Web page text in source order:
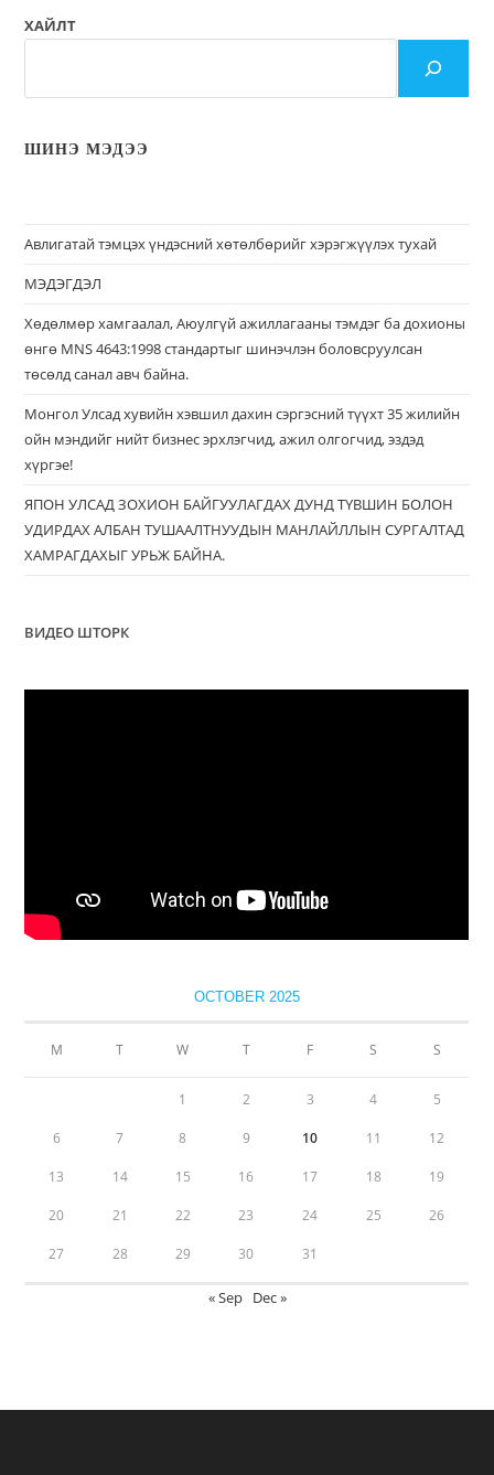
ХАЙЛТ
ШИНЭ МЭДЭЭ
Авлигатай тэмцэх үндэсний хөтөлбөрийг хэрэгжүүлэх тухай
МЭДЭГДЭЛ
Хөдөлмөр хамгаалал, Аюулгүй ажиллагааны тэмдэг ба дохионы
өнгө MNS 4643:1998 стандартыг шинэчлэн боловсруулсан
төсөлд санал авч байна.
Монгол Улсад хувийн хэвшил дахин сэргэсний түүхт 35 жилийн
ойн мэндийг нийт бизнес эрхлэгчид, ажил олгогчид, эздэд
хүргэе!
ЯПОН УЛСАД ЗОХИОН БАЙГУУЛАГДАХ ДУНД ТҮВШИН БОЛОН
УДИРДАХ АЛБАН ТУШААЛТНУУДЫН МАНЛАЙЛЛЫН СУРГАЛТАД
ХАМРАГДАХЫГ УРЬЖ БАЙНА.
ВИДЕО ШТОРК
OCTOBER 2025
M T W T F S S
1 2 3 4 5
6 7 8 9 10 11 12
13 14 15 16 17 18 19
20 21 22 23 24 25 26
27 28 29 30 31
« Sep Dec »